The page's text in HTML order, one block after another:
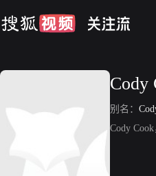
Cody
别名：
Cody